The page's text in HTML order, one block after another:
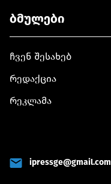
ბმულები
ჩვენ შესახებ
რედაქცია
რეკლამა
ipressge@gmail.com